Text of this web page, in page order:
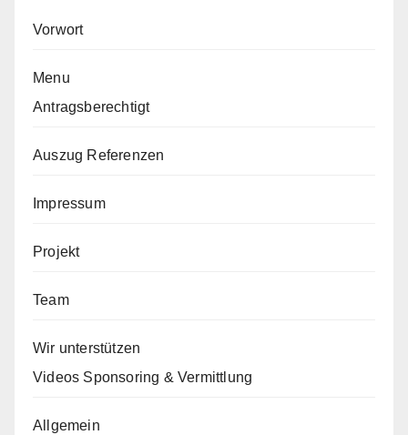
Vorwort
Menu
Antragsberechtigt
Auszug Referenzen
Impressum
Projekt
Team
Wir unterstützen
Videos Sponsoring & Vermittlung
Allgemein